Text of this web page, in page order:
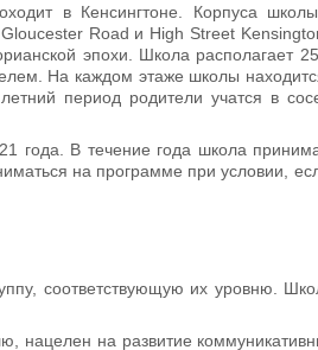
в Кенсингтоне. Корпуса
Road и High Street
эпохи. Школа располагает
На каждом этаже школы
период родители учатся в
года. В течение года школа
на программе при условии,
соответствующую их уровню.
нацелен на развитие